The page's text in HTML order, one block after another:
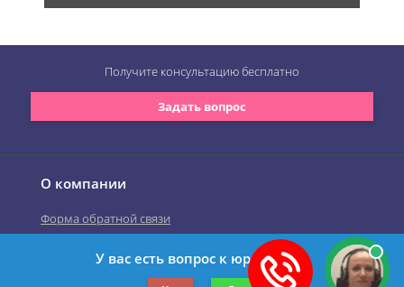
О компании
Форма обратной связи
©2019-2026 Все права защищены.
Задать вопрос
Получите консультациюбесплатно
У вас есть вопрос к юристу?